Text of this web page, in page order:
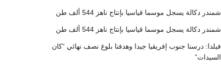
شمندر دكالة يسجل موسما قياسيا بإنتاج ناهز 544 ألف طن
شمندر دكالة يسجل موسما قياسيا بإنتاج ناهز 544 ألف طن
فيلدا: درسنا جنوب إفريقيا جيدا وهدفنا بلوغ نصف نهائي “كان
السيدات”